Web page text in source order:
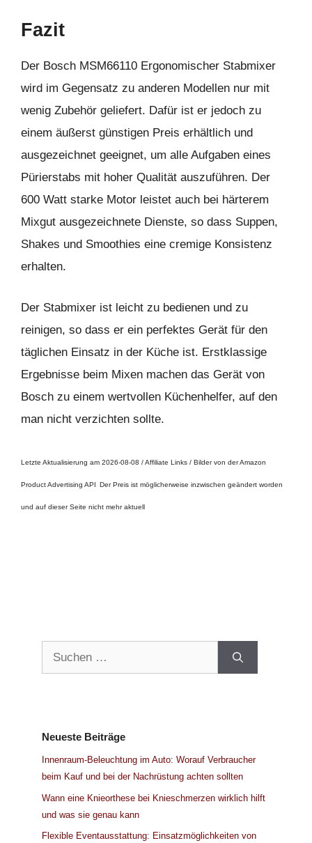
Fazit
Der Bosch MSM66110 Ergonomischer Stabmixer
wird im Gegensatz zu anderen Modellen nur mit
wenig Zubehör geliefert. Dafür ist er jedoch zu
einem äußerst günstigen Preis erhältlich und
ausgezeichnet geeignet, um alle Aufgaben eines
Pürierstabs mit hoher Qualität auszuführen. Der
600 Watt starke Motor leistet auch bei härterem
Mixgut ausgezeichnete Dienste, so dass Suppen,
Shakes und Smoothies eine cremige Konsistenz
erhalten.
Der Stabmixer ist leicht zu bedienen und zu
reinigen, so dass er ein perfektes Gerät für den
täglichen Einsatz in der Küche ist. Erstklassige
Ergebnisse beim Mixen machen das Gerät von
Bosch zu einem wertvollen Küchenhelfer, auf den
man nicht verzichten sollte.
Letzte Aktualisierung am 2026-08-08 / Affiliate Links / Bilder von der Amazon
Product Advertising API Der Preis ist möglicherweise inzwischen geändert worden
und auf dieser Seite nicht mehr aktuell
Neueste Beiträge
Innenraum-Beleuchtung im Auto: Worauf Verbraucher
beim Kauf und bei der Nachrüstung achten sollten
Wann eine Knieorthese bei Knieschmerzen wirklich hilft
und was sie genau kann
Flexible Eventausstattung: Einsatzmöglichkeiten von